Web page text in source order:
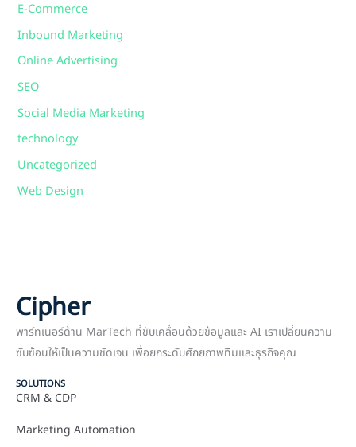
E-Commerce
Inbound Marketing
Online Advertising
SEO
Social Media Marketing
technology
Uncategorized
Web Design
Cipher
พาร์ทเนอร์ด้าน MarTech ที่ขับเคลื่อนด้วยข้อมูลและ AI เราเปลี่ยนความ
ซับซ้อนให้เป็นความชัดเจน เพื่อยกระดับศักยภาพทีมและธุรกิจคุณ
SOLUTIONS
CRM & CDP
Marketing Automation